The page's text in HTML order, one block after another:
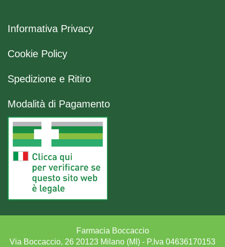
Informativa Privacy
Cookie Policy
Spedizione e Ritiro
Modalità di Pagamento
Farmacia Boccaccio
Via Boccaccio, 26 20123 Milano (MI) - P.Iva 04636170153